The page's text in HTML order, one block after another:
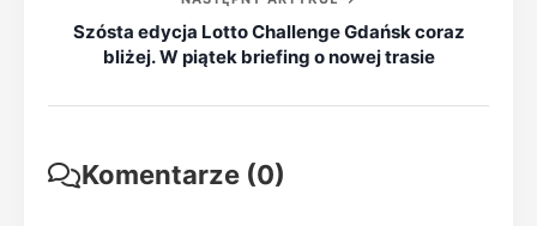
Szósta edycja Lotto Challenge Gdańsk coraz
bliżej. W piątek briefing o nowej trasie
Komentarze (0)